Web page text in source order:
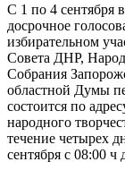
С 1 по 4 сентября
досрочное
избирательном
Совета ДНР,
Собрания
областной Думы
состоится по
народного
течение четырех
сентября с 08:00 ч